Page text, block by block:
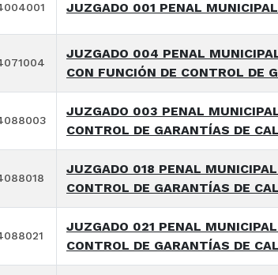
JUZGADO 001 PENAL
JUZGADO 004 PENAL
CON FUNCIÓN DE CONTROL DE
JUZGADO 003 PENAL
CONTROL DE GARANTÍAS DE
JUZGADO 018 PENAL
CONTROL DE GARANTÍAS DE
JUZGADO 021 PENAL
CONTROL DE GARANTÍAS DE